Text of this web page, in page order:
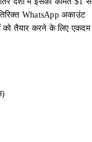
WhatsApp अकाउंट
को तैयार करने के लिए एकदम